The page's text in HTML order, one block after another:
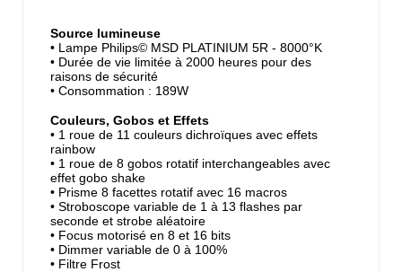
Source lumineuse
• Lampe Philips© MSD PLATINIUM 5R - 8000°K
• Durée de vie limitée à 2000 heures pour des
raisons de sécurité
• Consommation : 189W
Couleurs, Gobos et Effets
• 1 roue de 11 couleurs dichroïques avec effets
rainbow
• 1 roue de 8 gobos rotatif interchangeables avec
effet gobo shake
• Prisme 8 facettes rotatif avec 16 macros
• Stroboscope variable de 1 à 13 flashes par
seconde et strobe aléatoire
• Focus motorisé en 8 et 16 bits
• Dimmer variable de 0 à 100%
• Filtre Frost